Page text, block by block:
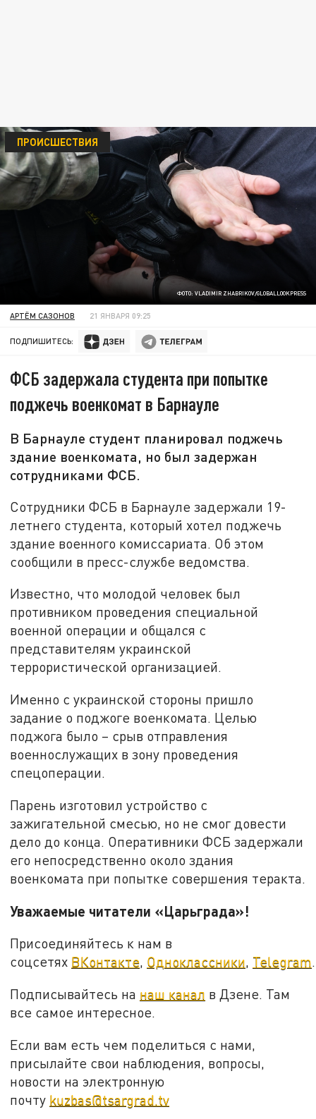
ФОТО: VLADIMIR ZHABRIKOV/GLOBALLOOKPRESS
ПРОИСШЕСТВИЯ
АРТЁМ САЗОНОВ 21 ЯНВАРЯ 09:25
ПОДПИШИТЕСЬ:
ФСБ задержала студента при попытке
поджечь военкомат в Барнауле
В Барнауле студент планировал поджечь
здание военкомата, но был задержан
сотрудниками ФСБ.
Сотрудники ФСБ в Барнауле задержали 19-
летнего студента, который хотел поджечь
здание военного комиссариата. Об этом
сообщили в пресс-службе ведомства.
Известно, что молодой человек был
противником проведения специальной
военной операции и общался с
представителям украинской
террористической организацией.
Именно с украинской стороны пришло
задание о поджоге военкомата. Целью
поджога было – срыв отправления
военнослужащих в зону проведения
спецоперации.
Парень изготовил устройство с
зажигательной смесью, но не смог довести
дело до конца. Оперативники ФСБ задержали
его непосредственно около здания
военкомата при попытке совершения теракта.
Уважаемые читатели «Царьграда»!
Присоединяйтесь к нам в
соцсетях ВКонтакте, Одноклассники, Telegram.
Подписывайтесь на наш канал в Дзене. Там
все самое интересное.
Если вам есть чем поделиться с нами,
присылайте свои наблюдения, вопросы,
новости на электронную
почту kuzbas@tsargrad.tv